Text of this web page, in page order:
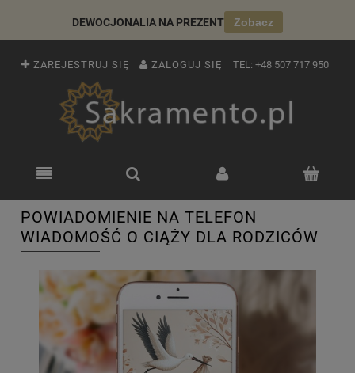
DEWOCJONALIA NA PREZENT Zobacz
ZAREJESTRUJ SIĘ ZALOGUJ SIĘ TEL: +48 507 717 950
POWIADOMIENIE NA TELEFON
WIADOMOŚĆ O CIĄŻY DLA RODZICÓW